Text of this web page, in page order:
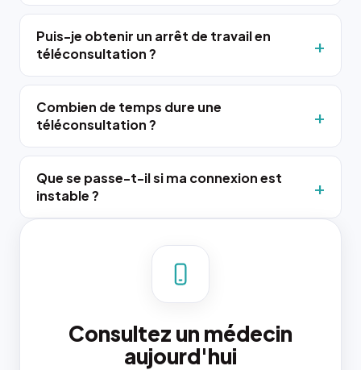
Puis-je obtenir un arrêt de travail en
téléconsultation ?
Combien de temps dure une
téléconsultation ?
Que se passe-t-il si ma connexion est
instable ?
Consultez un médecin
aujourd'hui